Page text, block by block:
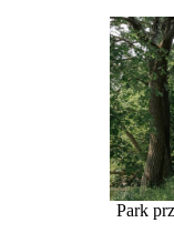
Park